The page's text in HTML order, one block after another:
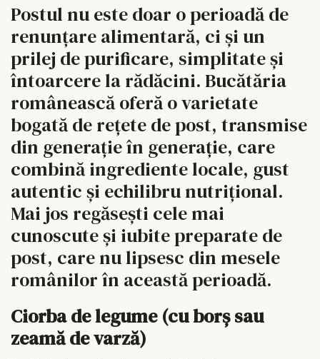
Postul nu este doar o perioadă de
renunțare alimentară, ci și un
prilej de purificare, simplitate și
întoarcere la rădăcini. Bucătăria
românească oferă o varietate
bogată de rețete de post, transmise
din generație în generație, care
combină ingrediente locale, gust
autentic și echilibru nutrițional.
Mai jos regăsești cele mai
cunoscute și iubite preparate de
post, care nu lipsesc din mesele
românilor în această perioadă.
Ciorba de legume (cu borș sau
zeamă de varză)